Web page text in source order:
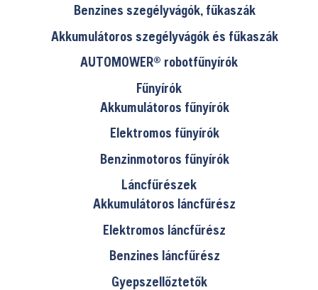
Benzines szegélyvágók, fűkaszák
Akkumulátoros szegélyvágók és fűkaszák
AUTOMOWER® robotfűnyírók
Fűnyírók
Akkumulátoros fűnyírók
Elektromos fűnyírók
Benzinmotoros fűnyírók
Láncfűrészek
Akkumulátoros láncfűrész
Elektromos láncfűrész
Benzines láncfűrész
Gyepszellőztetők